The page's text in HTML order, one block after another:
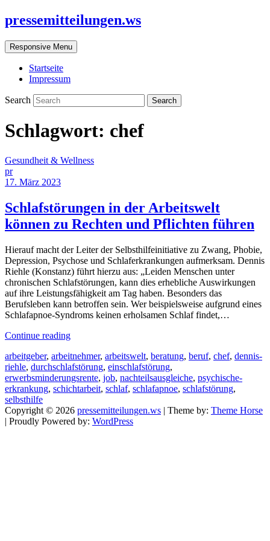
pressemitteilungen.ws
Responsive Menu
Startseite
Impressum
Search
Schlagwort: chef
Gesundheit & Wellness
pr
17. März 2023
Schlafstörungen in der Arbeitswelt
können zu Rechten und Pflichten führen
Hierauf macht der Leiter der Selbsthilfeinitiative zu Zwang, Phobie,
Depression, Psychose und Schlaferkrankungen aufmerksam. Dennis
Riehle (Konstanz) führt hierzu aus: „Leiden Menschen unter
chronischen Schlafstörungen, kann dies erhebliche Auswirkungen
auf ihre Leistungsfähigkeit am Tag haben. Besonders das
Berufsleben kann betroffen sein. Wer beispielsweise aufgrund eines
Schlafapnoe-Syndroms keinen erholsamen Schlaf findet,…
Continue reading
arbeitgeber, arbeitnehmer, arbeitswelt, beratung, beruf, chef, dennis-
riehle, durchschlafstörung, einschlafstörung,
erwerbsminderungsrente, job, nachteilsausgleiche, psychische-
erkrankung, schichtarbeit, schlaf, schlafapnoe, schlafstörung,
selbsthilfe
Copyright © 2026 pressemitteilungen.ws | Theme by: Theme Horse
| Proudly Powered by: WordPress